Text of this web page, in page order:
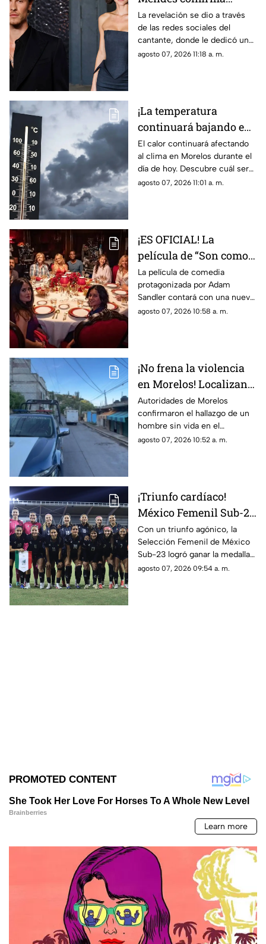
relación con actriz
latina; así compartió la
noticia
La revelación se dio a través
de las redes sociales del
cantante, donde le dedicó un
emotivo mensaje.
agosto 07, 2026 11:18 a. m.
¡La temperatura
continuará bajando en
Morelos! Estos son los
municipios que
registrarán menos de
30 grados
El calor continuará afectando
al clima en Morelos durante el
día de hoy. Descubre cuál será
la temperatura máxima hoy
agosto 07, 2026 11:01 a. m.
¡ES OFICIAL! La
película de “Son como
niños” contará con una
tercera parte; estos
actores regresan
La película de comedia
protagonizada por Adam
Sandler contará con una nueva
entrega tras más de una
agosto 07, 2026 10:58 a. m.
¡No frena la violencia
en Morelos! Localizan a
hombre sin vida en
Jiutepec HOY;
Presentaba signos de
violencia y herida de
Autoridades de Morelos
confirmaron el hallazgo de un
hombre sin vida en el
municipio de Jiutepec hoy
agosto 07, 2026 10:52 a. m.
¡Triunfo cardíaco!
México Femenil Sub-23
vence en penales a
Colombia en la final de
los Juegos
Centroamericanos y del
Con un triunfo agónico, la
Selección Femenil de México
Sub-23 logró ganar la medalla
de oro en fútbol durante los
agosto 07, 2026 09:54 a. m.